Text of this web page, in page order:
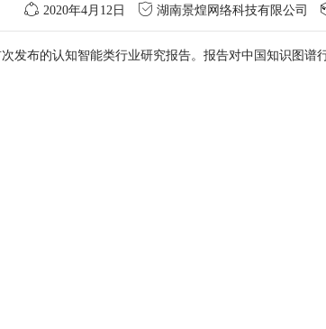
2020年4月12日 湖南景煌网络科技有限公司
发布的认知智能类行业研究报告。报告对中国知识图